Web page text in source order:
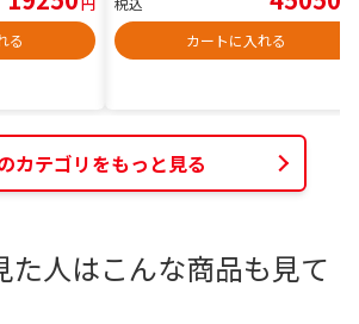
る
カートに入れる
カテゴリをもっと見る
た人はこんな商品も見て